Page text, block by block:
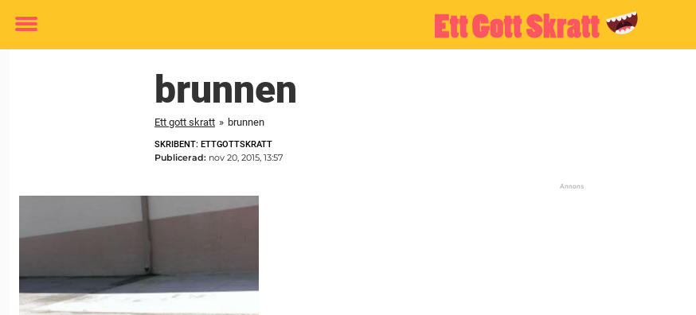
Toggle
brunnen
Ett gott skratt » brunnen
SKRIBENT: ETTGOTTSKRATT
Publicerad: nov 20, 2015, 13:57